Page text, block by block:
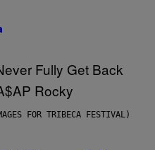
FOR TRIBECA FESTIVAL)